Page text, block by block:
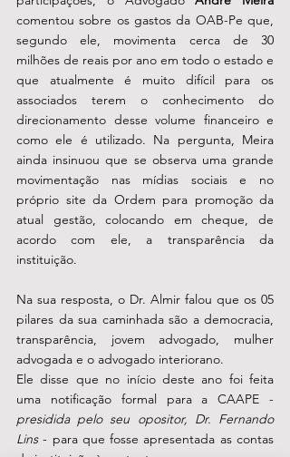
comentou sobre os gastos da OAB-Pe que,
segundo ele, movimenta cerca de 30
milhões de reais por ano em todo o estado e
que atualmente é muito difícil para os
associados terem o conhecimento do
direcionamento desse volume financeiro e
como ele é utilizado. Na pergunta, Meira
ainda insinuou que se observa uma grande
movimentação nas mídias sociais e no
próprio site da Ordem para promoção da
atual gestão, colocando em cheque, de
acordo com ele, a transparência da
instituição.
Na sua resposta, o Dr. Almir falou que os 05
pilares da sua caminhada são a democracia,
transparência, jovem advogado, mulher
advogada e o advogado interiorano.
Ele disse que no início deste ano foi feita
presidida pelo seu opositor, Dr. Fernando
Lins - para que fosse apresentada as contas